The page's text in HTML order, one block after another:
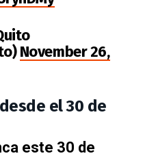
November 26,
el 30 de
este 30 de